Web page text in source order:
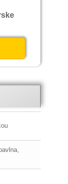
súčasť
štofka,